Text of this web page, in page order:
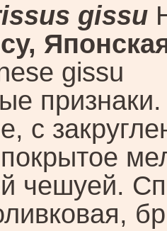
gissu
gissu
с
чешуей.